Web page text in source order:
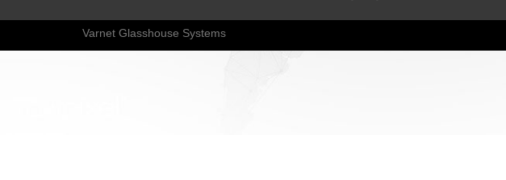
Varnet Glasshouse Systems